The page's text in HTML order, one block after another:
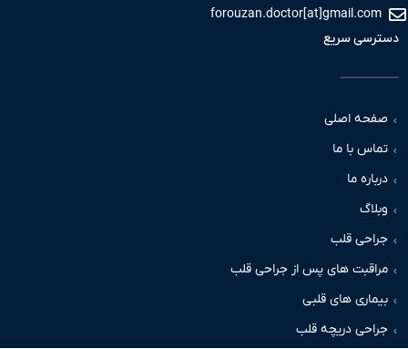
سریع
اصلی
با ما
ما
قلب
های پس از جراحی قلب
های قلبی
دریچه قلب